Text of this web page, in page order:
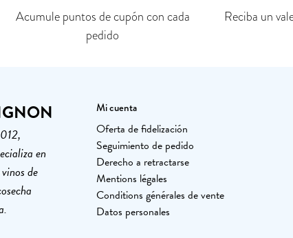
Acumule puntos de cupón con cada
pedido
Reciba un
en
de
Mi cuenta
Oferta de fidelización
Seguimiento de pedido
Derecho a retractarse
Mentions légales
Conditions générales de vente
Datos personales